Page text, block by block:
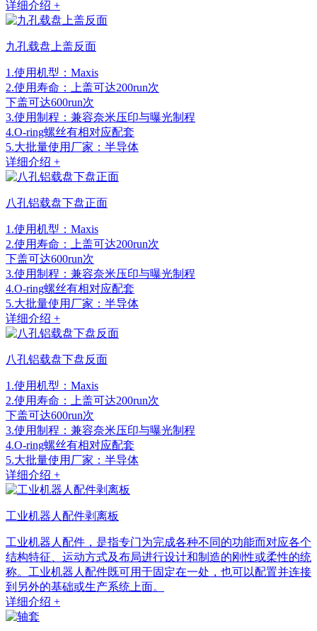
详细介绍 +
九孔载盘上盖反面
1.使用机型：Maxis
2.使用寿命：上盖可达200run次
下盖可达600run次
3.使用制程：兼容奈米压印与曝光制程
4.O-ring螺丝有相对应配套
5.大批量使用厂家：半导体
详细介绍 +
八孔铝载盘下盘正面
1.使用机型：Maxis
2.使用寿命：上盖可达200run次
下盖可达600run次
3.使用制程：兼容奈米压印与曝光制程
4.O-ring螺丝有相对应配套
5.大批量使用厂家：半导体
详细介绍 +
八孔铝载盘下盘反面
1.使用机型：Maxis
2.使用寿命：上盖可达200run次
下盖可达600run次
3.使用制程：兼容奈米压印与曝光制程
4.O-ring螺丝有相对应配套
5.大批量使用厂家：半导体
详细介绍 +
工业机器人配件剥离板
工业机器人配件，是指专门为完成各种不同的功能而对应各个
结构特征、运动方式及布局进行设计和制造的刚性或柔性的统
称。工业机器人配件既可用于固定在一处，也可以配置并连接
到另外的基础或生产系统上面。
详细介绍 +